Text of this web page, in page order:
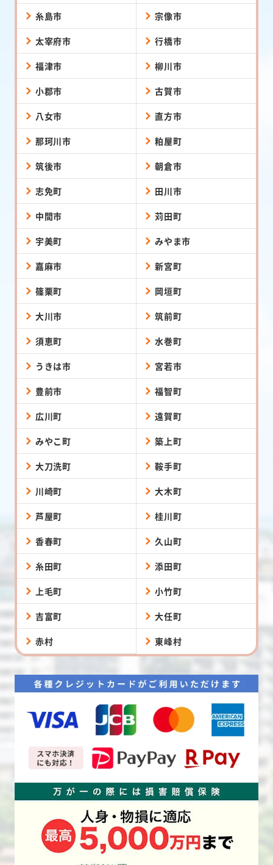
糸島市 宗像市
太宰府市 行橋市
福津市 柳川市
小郡市 古賀市
八女市 直方市
那珂川市 粕屋町
筑後市 朝倉市
志免町 田川市
中間市 苅田町
宇美町 みやま市
嘉麻市 新宮町
篠栗町 岡垣町
大川市 筑前町
須恵町 水巻町
うきは市 宮若市
豊前市 福智町
広川町 遠賀町
みやこ町 築上町
大刀洗町 鞍手町
川崎町 大木町
芦屋町 桂川町
香春町 久山町
糸田町 添田町
上毛町 小竹町
吉富町 大任町
赤村 東峰村